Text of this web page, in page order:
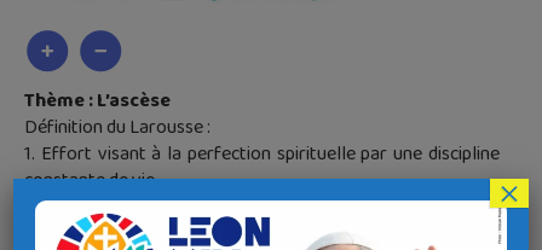
Thème : L’ascèse
Définition du Larousse :
1. Effort visant à la perfection spirituelle par une discipline
constante de vie.
2. Manière de vivre de quelqu’un qui s’impose certaines
privations
×